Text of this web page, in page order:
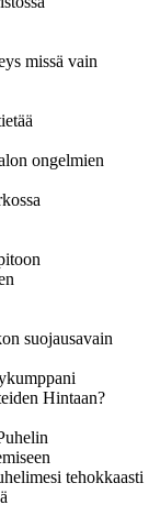
missä vain
ongelmien
suojausavain
Hintaan?
tehokkaasti